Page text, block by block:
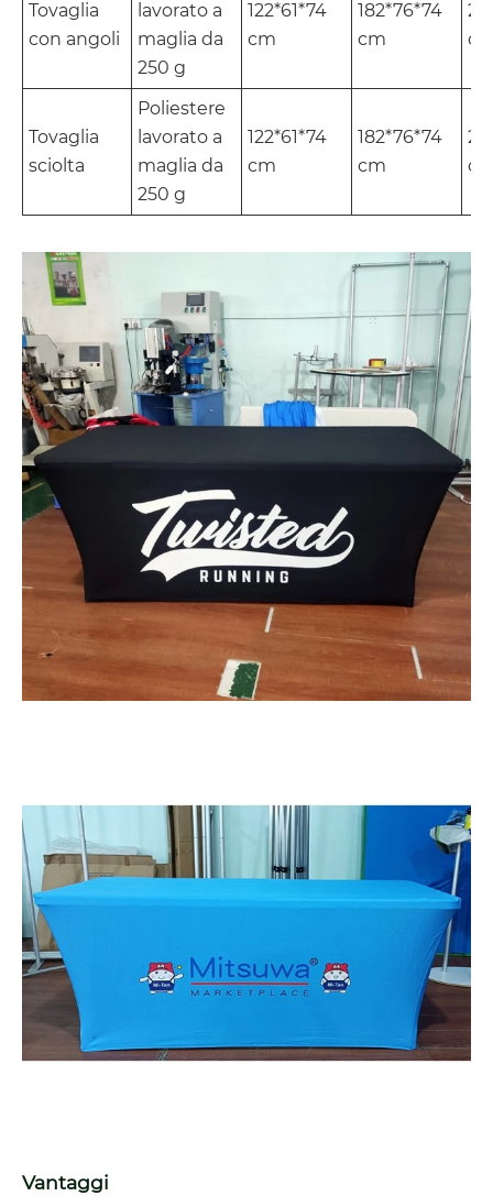
Tovaglia
con angoli
lavorato a
maglia da
250 g
122*61*74
cm
182*76*74
cm
Tovaglia
sciolta
Poliestere
lavorato a
maglia da
250 g
122*61*74
cm
182*76*74
cm
Vantaggi